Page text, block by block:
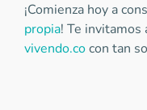
¡Comienza hoy a
propia! Te invitamos
vivendo.cocon tan